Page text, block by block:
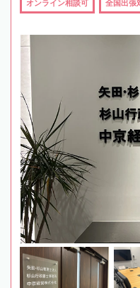
オンライン相談可 全国出張